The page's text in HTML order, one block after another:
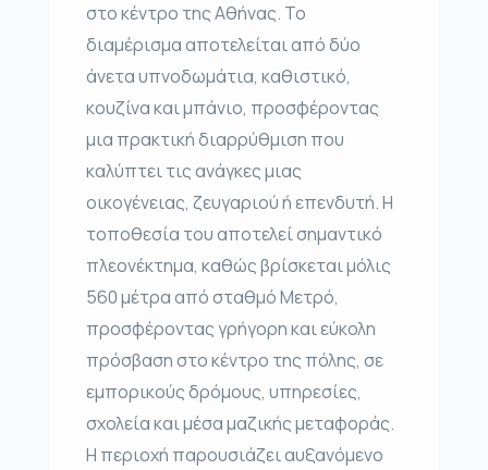
στο κέντρο της Αθήνας. Το
διαμέρισμα αποτελείται από δύο
άνετα υπνοδωμάτια, καθιστικό,
κουζίνα και μπάνιο, προσφέροντας
μια πρακτική διαρρύθμιση που
καλύπτει τις ανάγκες μιας
οικογένειας, ζευγαριού ή επενδυτή. Η
τοποθεσία του αποτελεί σημαντικό
πλεονέκτημα, καθώς βρίσκεται μόλις
560 μέτρα από σταθμό Μετρό,
προσφέροντας γρήγορη και εύκολη
πρόσβαση στο κέντρο της πόλης, σε
εμπορικούς δρόμους, υπηρεσίες,
σχολεία και μέσα μαζικής μεταφοράς.
Η περιοχή παρουσιάζει αυξανόμενο